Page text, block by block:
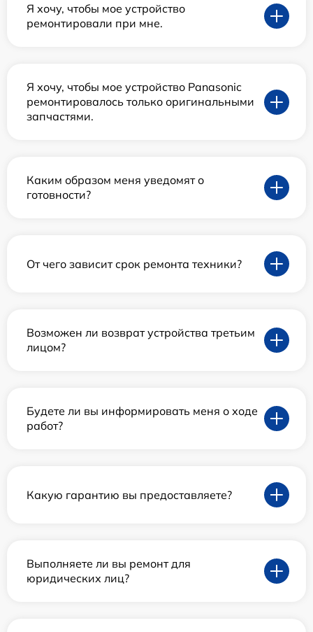
Я хочу, чтобы мое устройство
ремонтировали при мне.
Я хочу, чтобы мое устройство Panasonic
ремонтировалось только оригинальными
запчастями.
Каким образом меня уведомят о
готовности?
От чего зависит срок ремонта техники?
Возможен ли возврат устройства третьим
лицом?
Будете ли вы информировать меня о ходе
работ?
Какую гарантию вы предоставляете?
Выполняете ли вы ремонт для
юридических лиц?